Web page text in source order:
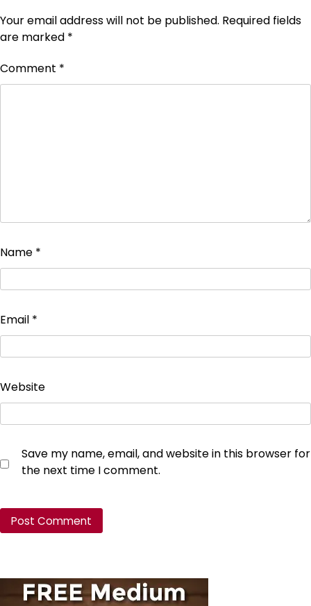
Your email address will not be published. Required fields
are marked *
Comment *
Name *
Email *
Website
Save my name, email, and website in this browser for
the next time I comment.